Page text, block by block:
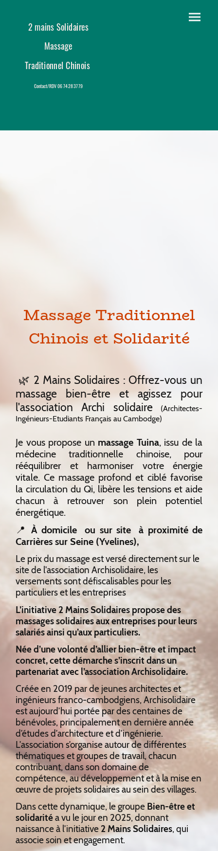
2 mains Solidaires
Massage
Traditionnel Chinois
Contact/RDV 06 74 28 37 79
Massage Traditionnel
Chinois et Solidarité
🌿 2 Mains Solidaires : Offrez-vous un
massage bien-être et agissez pour
l'association Archi solidaire (Architectes-
Ingénieurs-Etudiants Français au Cambodge)
Je vous propose un massage Tuina, issu de la
médecine traditionnelle chinoise, pour
rééquilibrer et harmoniser votre énergie
vitale. Ce massage profond et ciblé favorise
la circulation du Qi, libère les tensions et aide
chacun à retrouver son plein potentiel
énergétique.
📍 À domicile
ou sur site à proximité de
Carrières sur Seine (Yvelines),
Le prix du massage est versé directement sur le
site de l'association Archisolidaire, les
versements sont défiscalisables pour les
particuliers et les entreprises
L’initiative 2 Mains Solidaires propose des
massages solidaires aux entreprises pour leurs
salariés ainsi qu’aux particuliers.
Née d’une volonté d’allier bien-être et impact
concret, cette démarche s’inscrit dans un
partenariat avec l’association Archisolidaire.
Créée en 2019 par de jeunes architectes et
ingénieurs franco-cambodgiens, Archisolidaire
est aujourd’hui portée par des centaines de
bénévoles, principalement en dernière année
d’études d’architecture et d’ingénierie.
L’association s’organise autour de différentes
thématiques et groupes de travail, chacun
contribuant, dans son domaine de
compétence, au développement et à la mise en
œuvre de projets solidaires au sein des villages.
Dans cette dynamique, le groupe Bien-être et
solidaritéa vu le jour en 2025, donnant
naissance à l’initiative 2 Mains Solidaires, qui
associe soin et engagement.